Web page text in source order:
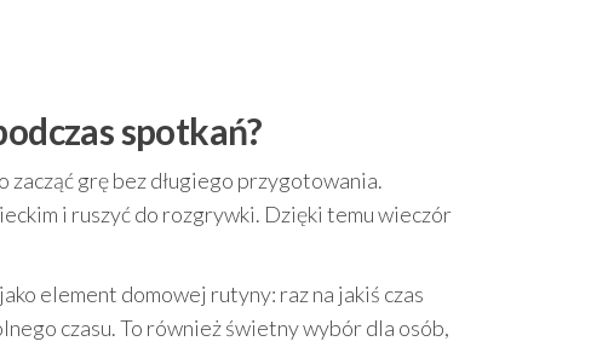
spotkań?
grę bez długiego przygotowania.
i ruszyć do rozgrywki. Dzięki temu wieczór
element domowej rutyny: raz na jakiś czas
czasu. To również świetny wybór dla osób,